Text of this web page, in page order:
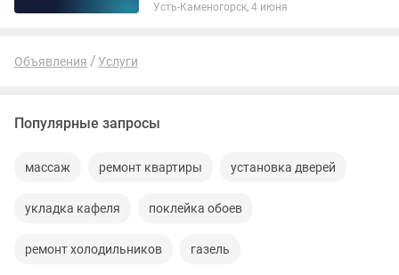
❗️Отличается этот курс от остальных
Усть-Каменогорск, 4 июня
Объявления Услуги
Популярные запросы
массаж ремонт квартиры установка дверей
укладка кафеля поклейка обоев
ремонт холодильников газель